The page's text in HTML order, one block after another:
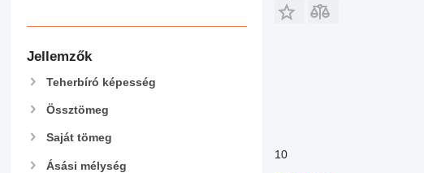
Jellemzők
Teherbíró képesség
Össztömeg
Saját tömeg
Ásási mélység
10